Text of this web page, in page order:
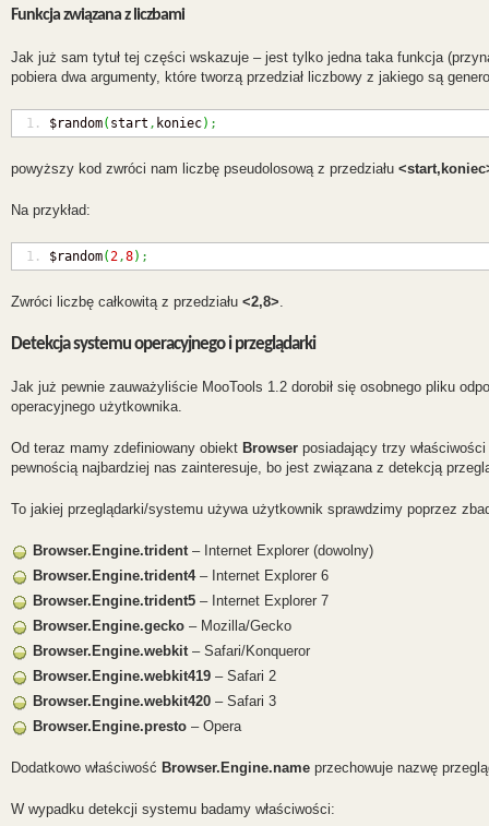
Funkcja związana z liczbami
Jak już sam tytuł tej części wskazuje – jest tylko jedna taka funkcja
pobiera dwa argumenty, które tworzą przedział liczbowy z jakiego są
$random( start , koniec) ;
powyższy kod zwróci nam liczbę pseudolosową z przedziału
Na przykład:
$random(2,8) ;
Zwróci liczbę całkowitą z przedziału <2,8>
Detekcja systemu operacyjnego i przeglądarki
Jak już pewnie zauważyliście MooTools 1.2 dorobił się osobnego pliku
operacyjnego użytkownika.
Od teraz mamy zdefiniowany obiekt Browserposiadający trzy
pewnością najbardziej nas zainteresuje, bo jest związana z detekcją
To jakiej przeglądarki/systemu używa użytkownik sprawdzimy poprzez
Browser.Engine.trident– Internet Explorer (dowolny)
Browser.Engine.trident4– Internet Explorer 6
Browser.Engine.trident5– Internet Explorer 7
Browser.Engine.gecko– Mozilla/Gecko
Browser.Engine.webkit– Safari/Konqueror
Browser.Engine.webkit419– Safari 2
Browser.Engine.webkit420– Safari 3
Browser.Engine.presto– Opera
Dodatkowo właściwość Browser.Engine.nameprzechowuje nazwę
W wypadku detekcji systemu badamy właściwości: